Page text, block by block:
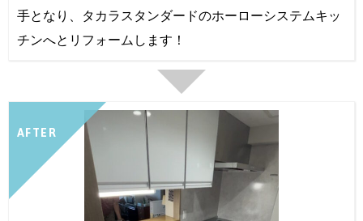
手となり、タカラスタンダードのホーローシステムキッ
チンへとリフォームします！
AFTER